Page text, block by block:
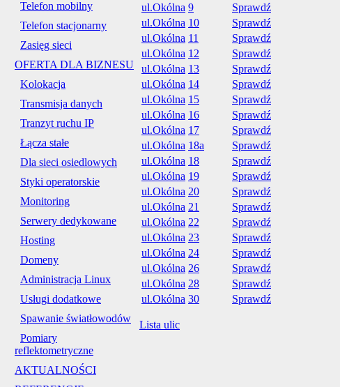
Telefon mobilny
Telefon stacjonarny
Zasięg sieci
OFERTA DLA BIZNESU
Kolokacja
Transmisja danych
Tranzyt ruchu IP
Łącza stałe
Dla sieci osiedlowych
Styki operatorskie
Monitoring
Serwery dedykowane
Hosting
Domeny
Administracja Linux
Usługi dodatkowe
Spawanie światłowodów
Pomiary
reflektometryczne
AKTUALNOŚCI
ul.Okólna 9
Sprawdź
ul.Okólna 10
Sprawdź
ul.Okólna 11
Sprawdź
ul.Okólna 12
Sprawdź
ul.Okólna 13
Sprawdź
ul.Okólna 14
Sprawdź
ul.Okólna 15
Sprawdź
ul.Okólna 16
Sprawdź
ul.Okólna 17
Sprawdź
ul.Okólna 18a
Sprawdź
ul.Okólna 18
Sprawdź
ul.Okólna 19
Sprawdź
ul.Okólna 20
Sprawdź
ul.Okólna 21
Sprawdź
ul.Okólna 22
Sprawdź
ul.Okólna 23
Sprawdź
ul.Okólna 24
Sprawdź
ul.Okólna 26
Sprawdź
ul.Okólna 28
Sprawdź
ul.Okólna 30 Sprawdź
Lista ulic